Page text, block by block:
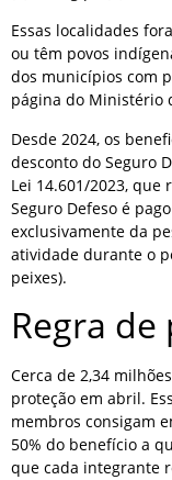
Essas localidades
ou têm povos
dos municípios com
página do Ministério
Desde 2024, os
desconto do Seguro
Lei 14.601/2023, que
Seguro Defeso é
exclusivamente da
atividade durante o
peixes).
Regra
Cerca de 2,34
proteção em abril.
membros consigam
50% do benefício a
que cada integrante